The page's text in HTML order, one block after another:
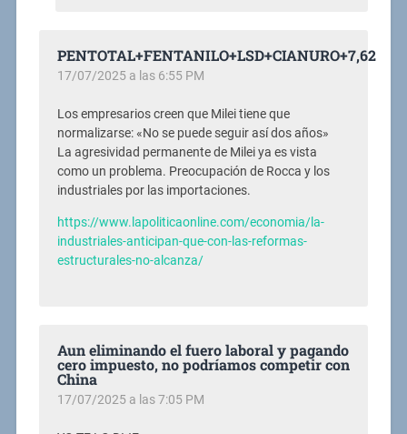
PENTOTAL+FENTANILO+LSD+CIANURO+7,62
17/07/2025 a las 6:55 PM
Los empresarios creen que Milei tiene que
normalizarse: «No se puede seguir así dos años»
La agresividad permanente de Milei ya es vista
como un problema. Preocupación de Rocca y los
industriales por las importaciones.
https://www.lapoliticaonline.com/economia/la-
industriales-anticipan-que-con-las-reformas-
estructurales-no-alcanza/
Aun eliminando el fuero laboral y pagando
cero impuesto, no podríamos competir con
China
17/07/2025 a las 7:05 PM